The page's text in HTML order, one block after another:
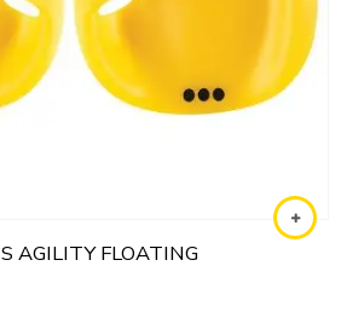
AGILITY FLOATING